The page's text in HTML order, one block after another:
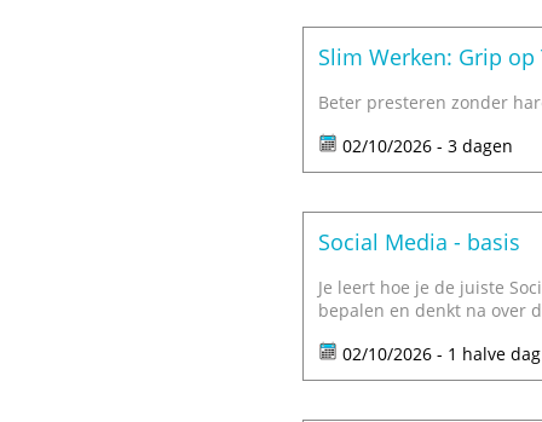
Slim Werken: Grip op
Beter presteren zonder
02/10/2026 - 3 dagen
Social Media - basis
Je leert hoe je de juiste
bepalen en denkt na over
02/10/2026 - 1 halve dag